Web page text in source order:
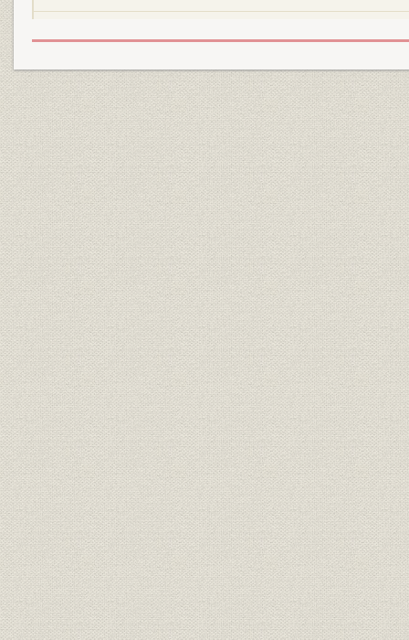
第8章 競争の激化と事業の再構築(1997―2010年)
終章 京阪電鉄の100年
テーマ史
1.渋沢栄一と京阪電鉄
2.初代経営トップ 渡辺嘉一
3.パイオニアとしての京阪
4.新京阪線と名古屋急行電鉄
5.和歌山支店と阪和電気鉄道
6.蒲生―守口間高架複々線化工事
7.新線延長‐1 淀屋橋延長線
[7.]新線延長‐2 東福寺―三条間地下化と鴨東線
[7.]新線延長‐3 中之島線
8.大津線の歴史
9.日本初の連節車「びわこ」号と鴨川線
10.戦後の京阪線ダイヤの変遷
11.京阪電車の廃線跡